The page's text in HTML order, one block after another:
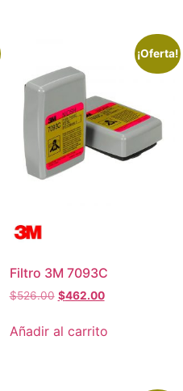
¡Oferta!
Filtro 3M 7093C
$526.00 $462.00
Añadir al carrito